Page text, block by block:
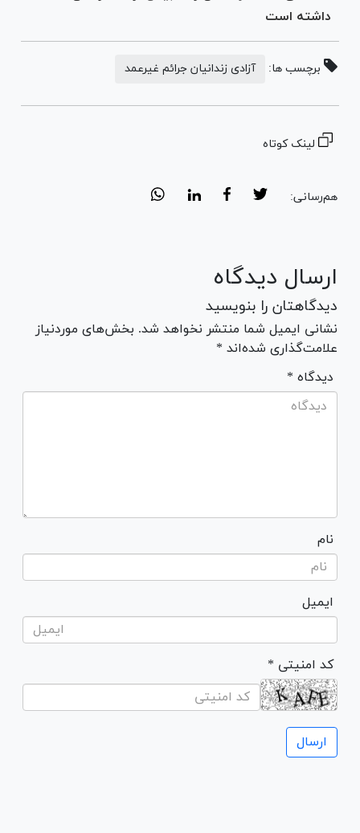
داشته است
برچسب ها: آزادی زندانیان جرائم غیرعمد
لینک کوتاه
هم‌رسانی:
ارسال دیدگاه
دیدگاهتان را بنویسید
نشانی ایمیل شما منتشر نخواهد شد. بخش‌های موردنیاز
علامت‌گذاری شده‌اند *
* دیدگاه
نام
ایمیل
* کد امنیتی